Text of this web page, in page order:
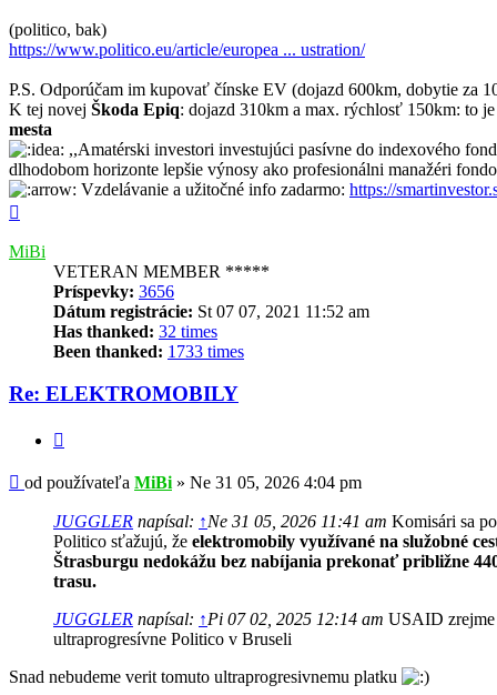
(politico, bak)
https://www.politico.eu/article/europea ... ustration/
P.S. Odporúčam im kupovať čínske EV (dojazd 600km, dobytie za
K tej novej Škoda Epiq: dojazd 310km a max. rýchlosť 150km: to je
mesta
,,Amatérski investori investujúci pasívne do indexového
dlhodobom horizonte lepšie výnosy ako profesionálni manažéri
Vzdelávanie a užitočné info zadarmo: https://
MiBi
VETERAN MEMBER *****
Príspevky: 3656
Dátum registrácie: St 07 07, 2021 11:52 am
Has thanked: 32 times
Been thanked: 1733 times
Re: ELEKTROMOBILY
Príspevok
od používateľa MiBi » Ne 31 05, 2026 4:04 pm
JUGGLER napísal: ↑Ne 31 05, 2026 11:41 am Komisári sa
Politico sťažujú, že elektromobily využívané na služobné
Štrasburgu nedokážu bez nabíjania prekonať približne
trasu.
JUGGLER napísal: ↑Pi 07 02, 2025 12:14 am USAID
ultraprogresívne Politico v Bruseli
Snad nebudeme verit tomuto ultraprogresivnemu platku